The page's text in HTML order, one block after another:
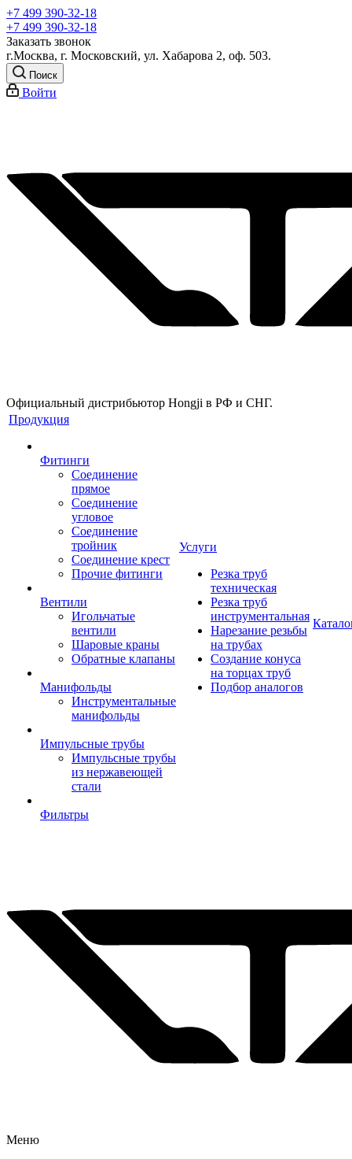
+7 499 390-32-18
+7 499 390-32-18
Заказать звонок
г.Москва, г. Московский, ул. Хабарова 2, оф. 503.
Поиск
Войти
Официальный дистрибьютор Hongji в РФ и СНГ.
Продукция
Фитинги
Соединение
прямое
Соединение
угловое
Соединение
тройник
Соединение крест
Прочие фитинги
Вентили
Игольчатые
вентили
Шаровые краны
Обратные клапаны
Манифольды
Инструментальные
манифольды
Импульсные трубы
Импульсные трубы
из нержавеющей
стали
Фильтры
Услуги
Резка труб
техническая
Резка труб
инструментальная
Нарезание резьбы
на трубах
Создание конуса
на торцах труб
Подбор аналогов
Меню